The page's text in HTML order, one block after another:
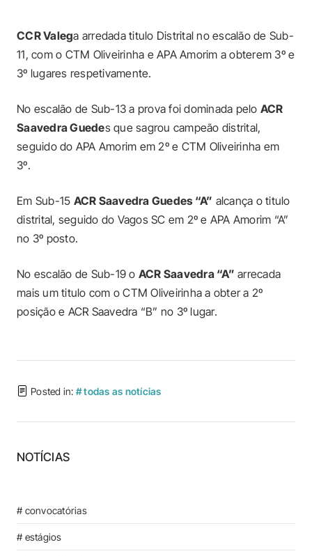
CCR Valega arredada titulo Distrital no escalão de Sub-
11, com o CTM Oliveirinha e APA Amorim a obterem 3º e
3º lugares respetivamente.
No escalão de Sub-13 a prova foi dominada pelo ACR
Saavedra Guedes que sagrou campeão distrital,
seguido do APA Amorim em 2º e CTM Oliveirinha em
3º.
Em Sub-15 ACR Saavedra Guedes “A” alcança o titulo
distrital, seguido do Vagos SC em 2º e APA Amorim “A”
no 3º posto.
No escalão de Sub-19 o ACR Saavedra “A” arrecada
mais um titulo com o CTM Oliveirinha a obter a 2º
posição e ACR Saavedra “B” no 3º lugar.
Posted in: # todas as notícias
NOTÍCIAS
# convocatórias
# estágios